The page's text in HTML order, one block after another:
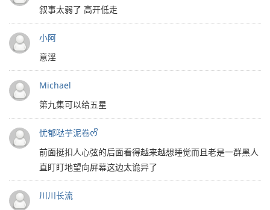
叙事太弱了 高开低走
小阿
意淫
Michael
第九集可以给五星
忧郁哒芋泥卷ᰔᩚ
前面挺扣人心弦的后面看得越来越想睡觉而且老是一群黑人
直盯盯地望向屏幕这边太诡异了
川川长流